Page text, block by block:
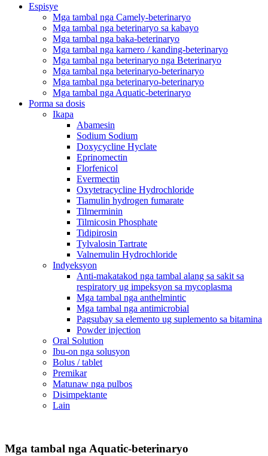
Espisye
Mga tambal nga Camely-beterinaryo
Mga tambal nga beterinaryo sa kabayo
Mga tambal nga baka-beterinaryo
Mga tambal nga karnero / kanding-beterinaryo
Mga tambal nga beterinaryo nga Beterinaryo
Mga tambal nga beterinaryo-beterinaryo
Mga tambal nga beterinaryo-beterinaryo
Mga tambal nga Aquatic-beterinaryo
Porma sa dosis
Ikapa
Abamesin
Sodium Sodium
Doxycycline Hyclate
Eprinomectin
Florfenicol
Evermectin
Oxytetracycline Hydrochloride
Tiamulin hydrogen fumarate
Tilmerminin
Tilmicosin Phosphate
Tidipirosin
Tylvalosin Tartrate
Valnemulin Hydrochloride
Indyeksyon
Anti-makatakod nga tambal alang sa sakit sa
respiratory ug impeksyon sa mycoplasma
Mga tambal nga anthelmintic
Mga tambal nga antimicrobial
Pagsubay sa elemento ug suplemento sa bitamina
Powder injection
Oral Solution
Ibu-on nga solusyon
Bolus / tablet
Premikar
Matunaw nga pulbos
Disimpektante
Lain
Mga tambal nga Aquatic-beterinaryo